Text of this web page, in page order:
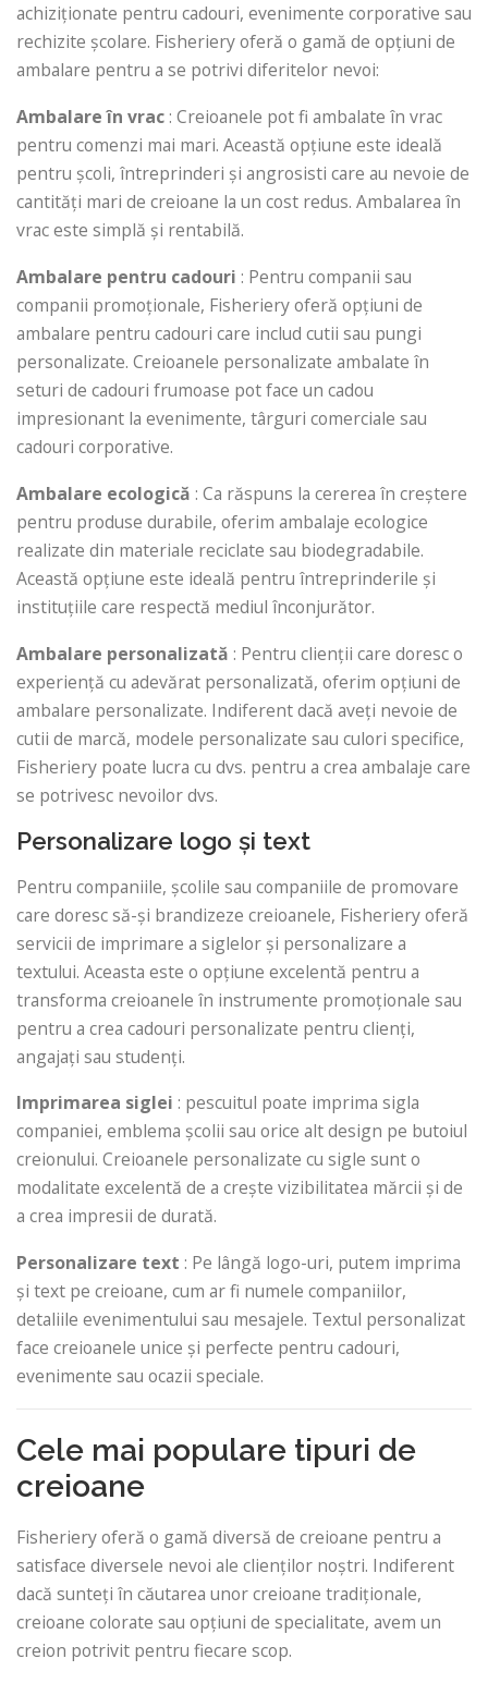
achiziționate pentru cadouri, evenimente corporative sau
rechizite școlare. Fisheriery oferă o gamă de opțiuni de
ambalare pentru a se potrivi diferitelor nevoi:
Ambalare în vrac : Creioanele pot fi ambalate în vrac
pentru comenzi mai mari. Această opțiune este ideală
pentru școli, întreprinderi și angrosisti care au nevoie de
cantități mari de creioane la un cost redus. Ambalarea în
vrac este simplă și rentabilă.
Ambalare pentru cadouri : Pentru companii sau
companii promoționale, Fisheriery oferă opțiuni de
ambalare pentru cadouri care includ cutii sau pungi
personalizate. Creioanele personalizate ambalate în
seturi de cadouri frumoase pot face un cadou
impresionant la evenimente, târguri comerciale sau
cadouri corporative.
Ambalare ecologică : Ca răspuns la cererea în creștere
pentru produse durabile, oferim ambalaje ecologice
realizate din materiale reciclate sau biodegradabile.
Această opțiune este ideală pentru întreprinderile și
instituțiile care respectă mediul înconjurător.
Ambalare personalizată : Pentru clienții care doresc o
experiență cu adevărat personalizată, oferim opțiuni de
ambalare personalizate. Indiferent dacă aveți nevoie de
cutii de marcă, modele personalizate sau culori specifice,
Fisheriery poate lucra cu dvs. pentru a crea ambalaje care
se potrivesc nevoilor dvs.
Personalizare logo și text
Pentru companiile, școlile sau companiile de promovare
care doresc să-și brandizeze creioanele, Fisheriery oferă
servicii de imprimare a siglelor și personalizare a
textului. Aceasta este o opțiune excelentă pentru a
transforma creioanele în instrumente promoționale sau
pentru a crea cadouri personalizate pentru clienți,
angajați sau studenți.
Imprimarea siglei : pescuitul poate imprima sigla
companiei, emblema școlii sau orice alt design pe butoiul
creionului. Creioanele personalizate cu sigle sunt o
modalitate excelentă de a crește vizibilitatea mărcii și de
a crea impresii de durată.
Personalizare text : Pe lângă logo-uri, putem imprima
și text pe creioane, cum ar fi numele companiilor,
detaliile evenimentului sau mesajele. Textul personalizat
face creioanele unice și perfecte pentru cadouri,
evenimente sau ocazii speciale.
Cele mai populare tipuri de
creioane
Fisheriery oferă o gamă diversă de creioane pentru a
satisface diversele nevoi ale clienților noștri. Indiferent
dacă sunteți în căutarea unor creioane tradiționale,
creioane colorate sau opțiuni de specialitate, avem un
creion potrivit pentru fiecare scop.